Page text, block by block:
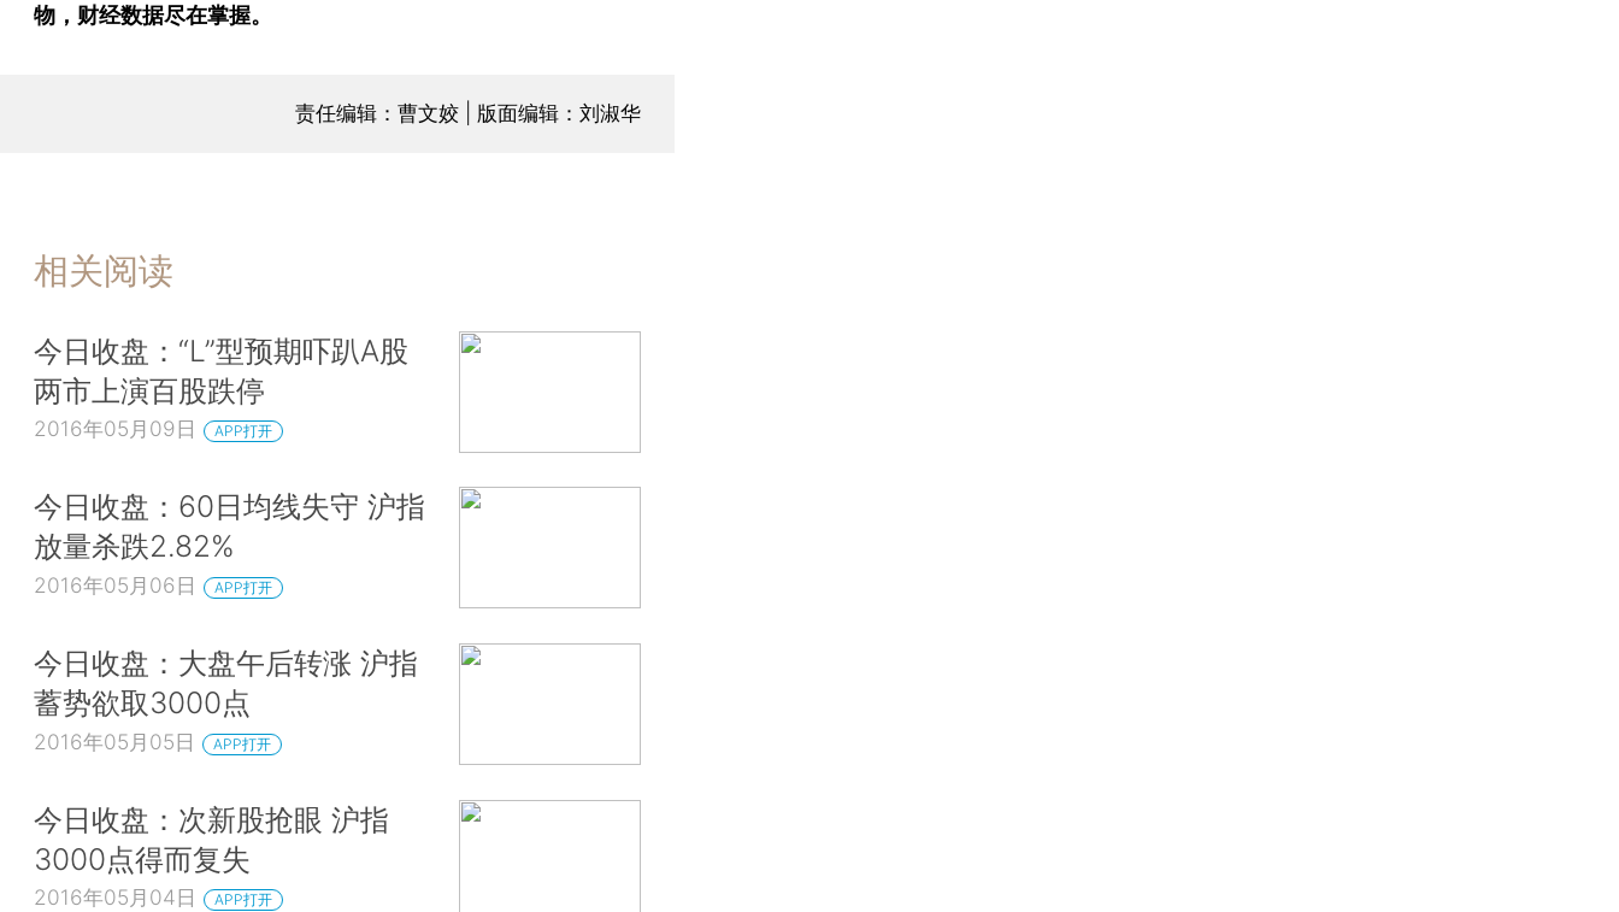
物，财经数据尽在掌握。
责任编辑：曹文姣 | 版面编辑：刘淑华
相关阅读
今日收盘：“L”型预期吓趴A股
两市上演百股跌停
2016年05月09日 APP打开
今日收盘：60日均线失守 沪指
放量杀跌2.82%
2016年05月06日 APP打开
今日收盘：大盘午后转涨 沪指
蓄势欲取3000点
2016年05月05日 APP打开
今日收盘：次新股抢眼 沪指
3000点得而复失
2016年05月04日 APP打开